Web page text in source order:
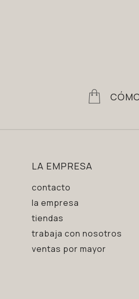
LA EMPRESA
contacto
la empresa
tiendas
trabaja con nosotros
ventas por mayor